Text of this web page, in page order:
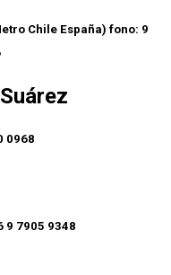
Chile España) fono: 9
0968
9 7905 9348